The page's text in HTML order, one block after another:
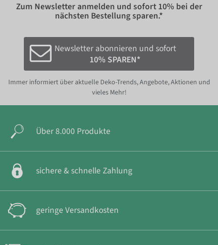
Zum Newsletter anmelden und sofort 10% bei der
nächsten Bestellung sparen.*
Newsletter abonnieren und sofort
10% SPAREN*
Immer informiert über aktuelle Deko-Trends, Angebote, Aktionen und
vieles Mehr!
Über 8.000 Produkte
sichere & schnelle Zahlung
geringe Versandkosten